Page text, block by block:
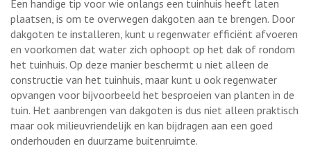
Een handige tip voor wie onlangs een tuinhuis heeft laten
plaatsen, is om te overwegen dakgoten aan te brengen. Door
dakgoten te installeren, kunt u regenwater efficiënt afvoeren
en voorkomen dat water zich ophoopt op het dak of rondom
het tuinhuis. Op deze manier beschermt u niet alleen de
constructie van het tuinhuis, maar kunt u ook regenwater
opvangen voor bijvoorbeeld het besproeien van planten in de
tuin. Het aanbrengen van dakgoten is dus niet alleen praktisch
maar ook milieuvriendelijk en kan bijdragen aan een goed
onderhouden en duurzame buitenruimte.